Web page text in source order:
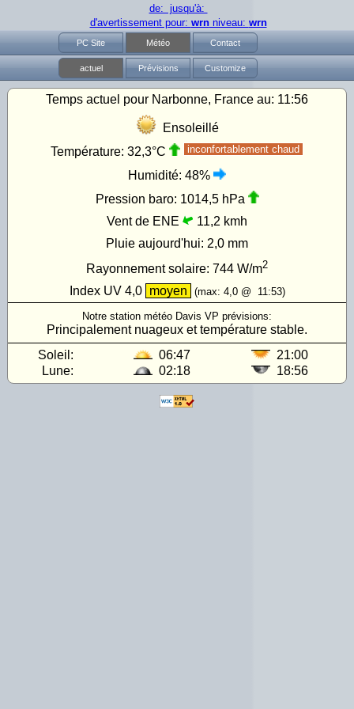
de: jusqu'à:
d'avertissement pour: wrnniveau: wrn
PC Site Météo Contact
actuel Prévisions Customize
Temps actuel pour Narbonne, France au: 11:56
Ensoleillé
Température: 32,3°C inconfortablement chaud
Humidité: 48%
Pression baro: 1014,5 hPa
Vent de ENE
11,2 kmh
Pluie aujourd'hui: 2,0 mm
Rayonnement solaire: 744 W/m2
Index UV 4,0 moyen (max: 4,0@ 11:53)
Notre station météo Davis VP prévisions:
Principalement nuageux et température stable.
Soleil:
06:47
21:00
Lune:
02:18 18:56